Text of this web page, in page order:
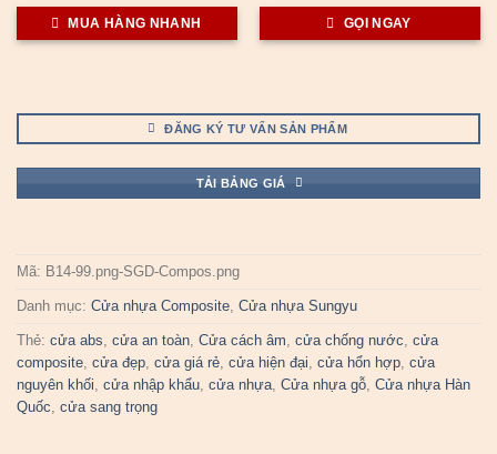
MUA HÀNG NHANH GỌI NGAY
ĐĂNG KÝ TƯ VẤN SẢN PHẨM
TẢI BẢNG GIÁ
Mã: B14-99.png-SGD-Compos.png
Danh mục: Cửa nhựa Composite, Cửa nhựa Sungyu
Thẻ: cửa abs, cửa an toàn, Cửa cách âm, cửa chống nước, cửa
composite, cửa đẹp, cửa giá rẻ, cửa hiện đại, cửa hổn hợp, cửa
nguyên khối, cửa nhập khẩu, cửa nhựa, Cửa nhựa gỗ, Cửa nhựa Hàn
Quốc, cửa sang trọng